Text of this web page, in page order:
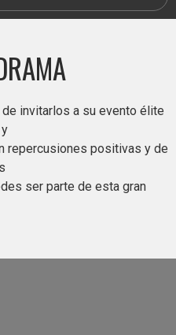
invitarlos a su evento élite
repercusiones positivas y de
ser parte de esta gran